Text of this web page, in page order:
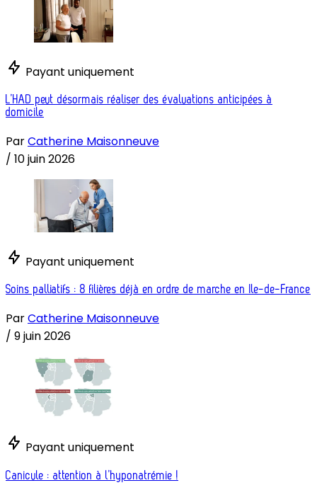
Payant uniquement
L’HAD peut désormais réaliser des évaluations anticipées à
domicile
ParCatherine Maisonneuve
/ 10 juin 2026
Payant uniquement
Soins palliatifs : 8 filières déjà en ordre de marche en Ile-de-France
ParCatherine Maisonneuve
/ 9 juin 2026
Payant uniquement
Canicule : attention à l’hyponatrémie !